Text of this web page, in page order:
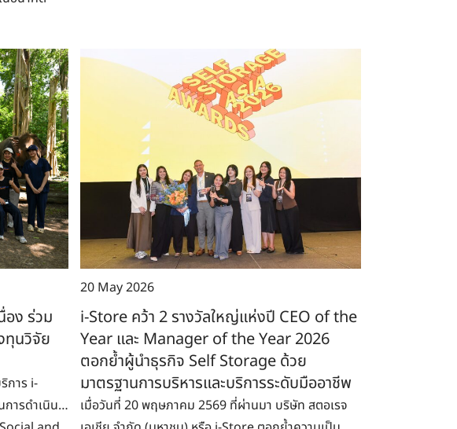
อง ร่วม
ทุนวิจัย
การ i-
ารดำเนิน
20 May 2026
i-Store คว้า 2 รางวัลใหญ่แห่งปี CEO of the
Year และ Manager of the Year 2026
ตอกย้ำผู้นำธุรกิจ Self Storage ด้วย
มาตรฐานการบริหารและบริการระดับมืออาชีพ
เมื่อวันที่ 20 พฤษภาคม 2569 ที่ผ่านมา บริษัท สตอเรจ